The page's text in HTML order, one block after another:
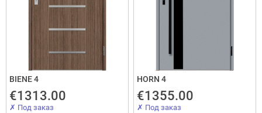
BIENE 4
€1313.00
✗ Под заказ
HORN 4
€1355.00
✗ Под заказ
Закрыть!